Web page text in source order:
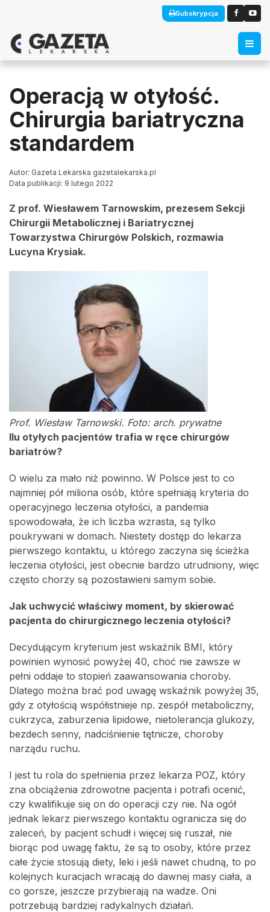
Subskrypcja
Operacją w otyłość.
Chirurgia bariatryczna
standardem
Autor: Gazeta Lekarska gazetalekarska.pl
Data publikacji: 9 lutego 2022
Z prof. Wiesławem Tarnowskim, prezesem Sekcji
Chirurgii Metabolicznej i Bariatrycznej
Towarzystwa Chirurgów Polskich, rozmawia
Lucyna Krysiak.
Prof. Wiesław Tarnowski. Foto: arch. prywatne
Ilu otyłych pacjentów trafia w ręce chirurgów
bariatrów?
O wielu za mało niż powinno. W Polsce jest to co
najmniej pół miliona osób, które spełniają kryteria do
operacyjnego leczenia otyłości, a pandemia
spowodowała, że ich liczba wzrasta, są tylko
poukrywani w domach. Niestety dostęp do lekarza
pierwszego kontaktu, u którego zaczyna się ścieżka
leczenia otyłości, jest obecnie bardzo utrudniony, więc
często chorzy są pozostawieni samym sobie.
Jak uchwycić właściwy moment, by skierować
pacjenta do chirurgicznego leczenia otyłości?
Decydującym kryterium jest wskaźnik BMI, który
powinien wynosić powyżej 40, choć nie zawsze w
pełni oddaje to stopień zaawansowania choroby.
Dlatego można brać pod uwagę wskaźnik powyżej 35,
gdy z otyłością współistnieje np. zespół metaboliczny,
cukrzyca, zaburzenia lipidowe, nietolerancja glukozy,
bezdech senny, nadciśnienie tętnicze, choroby
narządu ruchu.
I jest tu rola do spełnienia przez lekarza POZ, który
zna obciążenia zdrowotne pacjenta i potrafi ocenić,
czy kwalifikuje się on do operacji czy nie. Na ogół
jednak lekarz pierwszego kontaktu ogranicza się do
zaleceń, by pacjent schudł i więcej się ruszał, nie
biorąc pod uwagę faktu, że są to osoby, które przez
całe życie stosują diety, leki i jeśli nawet chudną, to po
kolejnych kuracjach wracają do dawnej masy ciała, a
co gorsze, jeszcze przybierają na wadze. Oni
potrzebują bardziej radykalnych działań.